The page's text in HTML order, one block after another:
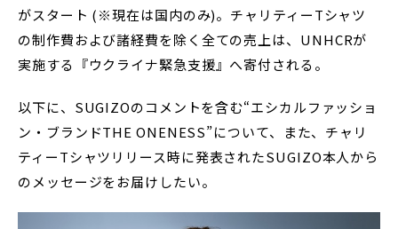
がスタート (※現在は国内のみ)。チャリティーTシャツ
の制作費および諸経費を除く全ての売上は、UNHCRが
実施する『ウクライナ緊急支援』へ寄付される。
以下に、SUGIZOのコメントを含む“エシカルファッショ
ン・ブランドTHE ONENESS”について、また、チャリ
ティーTシャツリリース時に発表されたSUGIZO本人から
のメッセージをお届けしたい。